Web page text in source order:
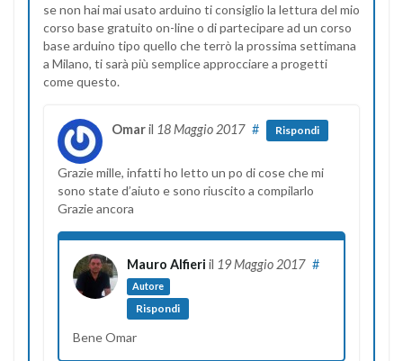
se non hai mai usato arduino ti consiglio la lettura del mio
corso base gratuito on-line o di partecipare ad un corso
base arduino tipo quello che terrò la prossima settimana
a Milano, ti sarà più semplice approcciare a progetti
come questo.
Omaril 18 Maggio 2017 # Rispondi
Grazie mille, infatti ho letto un po di cose che mi
sono state d’aiuto e sono riuscito a compilarlo
Grazie ancora
Mauro Alfieri il 19 Maggio 2017
Autore
#
Rispondi
Bene Omar